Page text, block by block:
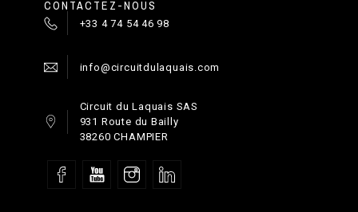
CONTACTEZ-NOUS
+33 4 74 54 46 98
info@circuitdulaquais.com
Circuit du Laquais SAS
931 Route du Bailly
38260 CHAMPIER